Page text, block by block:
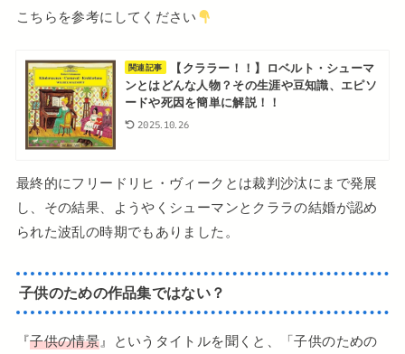
こちらを参考にしてください
関連記事
【クララー！！】ロベルト・シューマ
ンとはどんな人物？その生涯や豆知識、エピソ
ードや死因を簡単に解説！！
2025.10.26
最終的にフリードリヒ・ヴィークとは裁判沙汰にまで発展
し、その結果、ようやくシューマンとクララの結婚が認め
られた波乱の時期でもありました。
子供のための作品集ではない？
『子供の情景』というタイトルを聞くと、「子供のための